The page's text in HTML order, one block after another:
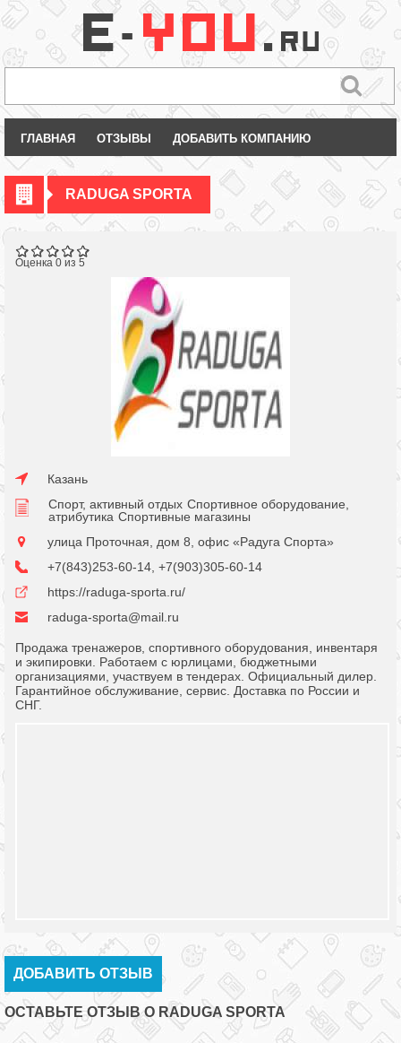
ГЛАВНАЯ ОТЗЫВЫ ДОБАВИТЬ КОМПАНИЮ
RADUGA SPORTA
Оценка 0 из 5
Казань
Спорт, активный отдых Спортивное оборудование,
атрибутика Спортивные магазины
улица Проточная, дом 8, офис «Радуга Спорта»
+7(843)253-60-14, +7(903)305-60-14
https://raduga-sporta.ru/
raduga-sporta@mail.ru
Продажа тренажеров, спортивного оборудования, инвентаря
и экипировки. Работаем с юрлицами, бюджетными
организациями, участвуем в тендерах. Официальный дилер.
Гарантийное обслуживание, сервис. Доставка по России и
СНГ.
ДОБАВИТЬ ОТЗЫВ
ОСТАВЬТЕ ОТЗЫВ О RADUGA SPORTA